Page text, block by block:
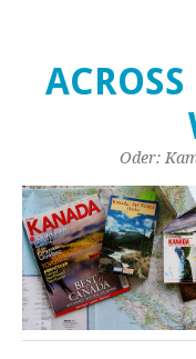
Oder: